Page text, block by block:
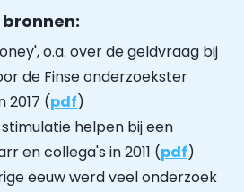
o.a. over de geldvraag bij
de Finse onderzoekster
2017 (pdf)
helpen bij een
en collega's in 2011 (pdf)
eeuw werd veel onderzoek